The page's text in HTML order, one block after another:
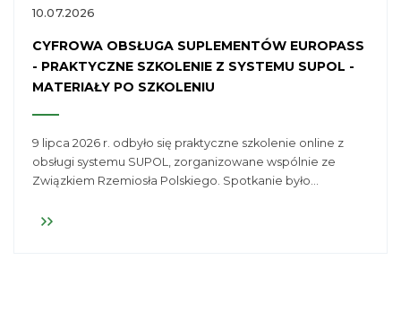
10.07.2026
CYFROWA OBSŁUGA SUPLEMENTÓW EUROPASS
- PRAKTYCZNE SZKOLENIE Z SYSTEMU SUPOL -
MATERIAŁY PO SZKOLENIU
9 lipca 2026 r. odbyło się praktyczne szkolenie online z
obsługi systemu SUPOL, zorganizowane wspólnie ze
Związkiem Rzemiosła Polskiego. Spotkanie było